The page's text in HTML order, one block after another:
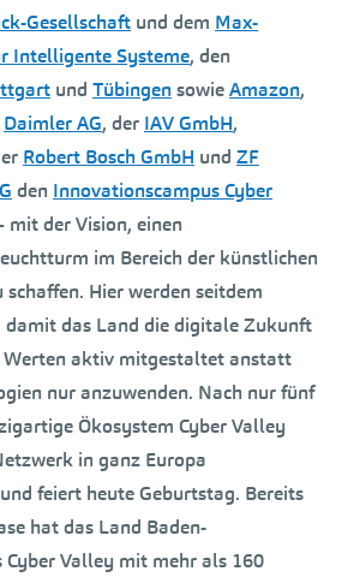
Gesellschaft und dem Max-
Intelligente Systeme, den
und TübingensowieAmazon,
Daimler AG, der IAV GmbH,
Robert Bosch GmbH und ZF
den Innovationscampus Cyber
mit der Vision, einen
im Bereich der künstlichen
Hier werden seitdem
damit das Land die digitale Zukunft
Werten aktiv mitgestaltet anstatt
nur anzuwenden. Nach nur fünf
Ökosystem Cyber Valley
in ganz Europa
feiert heute Geburtstag. Bereits
hat das Land Baden-
Valley mit mehr als 160